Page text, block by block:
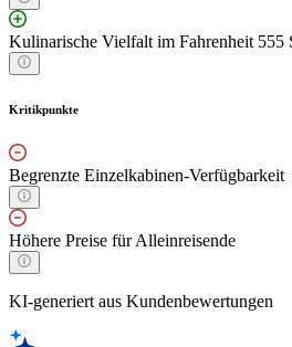
Kulinarische Vielfalt im Fahrenheit 555
Kritikpunkte
Begrenzte Einzelkabinen-Verfügbarkeit
Höhere Preise für Alleinreisende
KI-generiert aus Kundenbewertungen